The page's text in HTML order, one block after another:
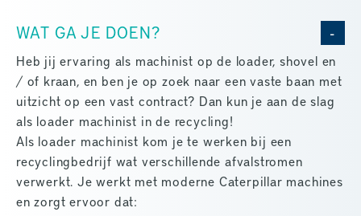
WAT GA JE DOEN?
Heb jij ervaring als machinist op de loader, shovel en
/ of kraan, en ben je op zoek naar een vaste baan met
uitzicht op een vast contract? Dan kun je aan de slag
als loader machinist in de recycling!
Als loader machinist kom je te werken bij een
recyclingbedrijf wat verschillende afvalstromen
verwerkt. Je werkt met moderne Caterpillar machines
en zorgt ervoor dat: